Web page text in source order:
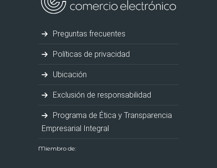
Preguntas frecuentes
Políticas de privacidad
Ubicación
Exclusión de responsabilidad
Programa de Ética y Transparencia
Empresarial Integral
Miembro de: